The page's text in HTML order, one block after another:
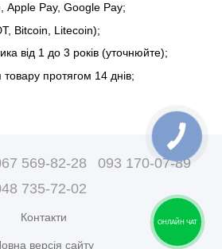
Apple Pay, Google Pay;
Bitcoin, Litecoin);
від 1 до 3 років (уточнюйте);
протягом 14 днів;
569-82-28
093 170-07-89
735-72-02
Контакти
версія сайту
ОНЛАЙН ЧАТ